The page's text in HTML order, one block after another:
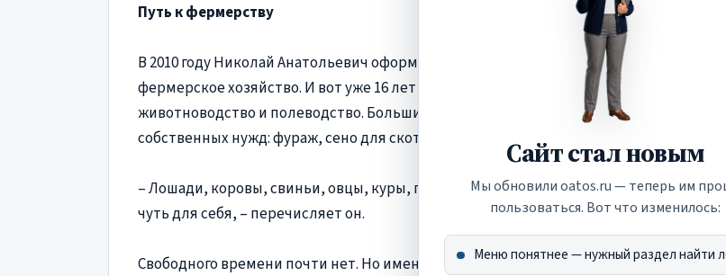
Сайт стал новым
Мы обновили oatos.ru — теперь им
пользоваться. Вот что изменилось:
Меню понятнее — нужный раздел найти
Путь к фермерству
В 2010 году Николай Анатольевич оформил крестьянско-
фермерское хозяйство. И вот уже 16 лет его жизнь – это
животноводство и полеводство. Большие объемы он сеет для
собственных нужд: фураж, сено для скота.
– Лошади, коровы, свиньи, овцы, куры, гуси, пчелы – все по чуть-
чуть для себя, – перечисляет он.
Свободного времени почти нет. Но именно постоянный труд на